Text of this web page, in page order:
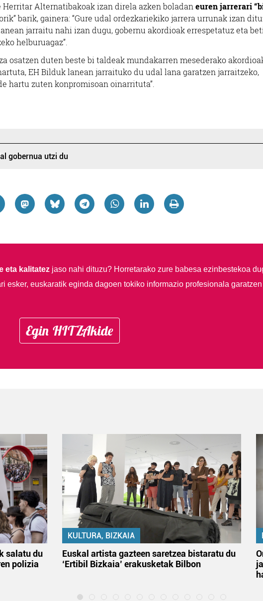
Alternatibakoak izan direla azken boladan euren jarrerari
barik, gainera: “Gure udal ordezkariekiko jarrera urrunak izan
jarraitu nahi izan dugu, gobernu akordioak errespetatuz eta beti
helburuagaz”.
osatzen duten beste bi taldeak mundakarren mesederako
EH Bilduk lanean jarraituko du udal lana garatzen jarraitzeko,
hartu zuten konpromisoan oinarrituta”.
gobernua utzi du
eta kalitatezjaso nahi dituzu? Horretarako zure babesa ezinbestekoa
esker, euskaratik eginda dagoen tokiko informazio profesionala garatzen
Egin HITZAkide
salatu du
polizia
KULTURA, BIZKAIA
Euskal artista gazteen saretzea bistaratu du
‘Ertibil Bizkaia’ erakusketak Bilbon